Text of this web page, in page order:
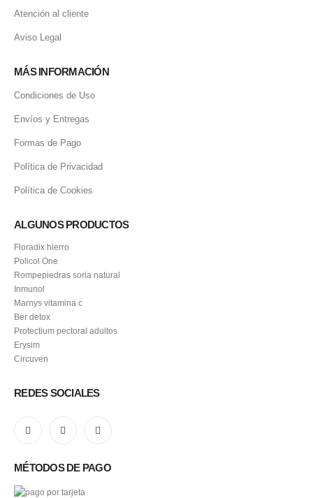
Atención al cliente
Aviso Legal
MÁS INFORMACIÓN
Condiciones de Uso
Envíos y Entregas
Formas de Pago
Política de Privacidad
Política de Cookies
ALGUNOS PRODUCTOS
Floradix hierro
Policol One
Rompepiedras soria natural
Inmunol
Marnys vitamina c
Ber detox
Protectium pectoral adultos
Erysim
Circuven
REDES SOCIALES
MÉTODOS DE PAGO